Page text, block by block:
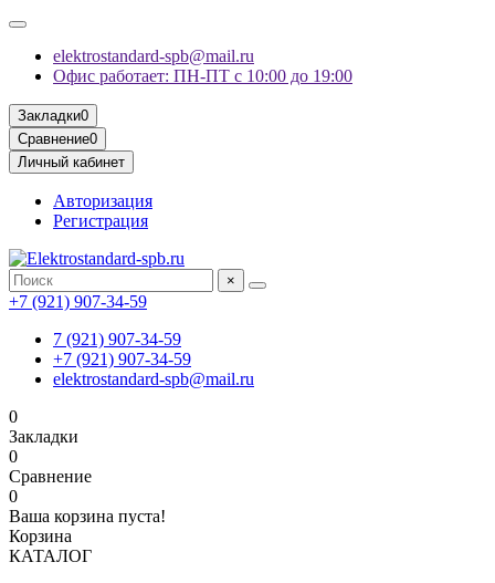
elektrostandard-spb@mail.ru
Офис работает: ПН-ПТ с 10:00 до 19:00
Закладки0
Сравнение0
Личный кабинет
Авторизация
Регистрация
×
+7 (921) 907-34-59
7 (921) 907-34-59
+7 (921) 907-34-59
elektrostandard-spb@mail.ru
0
Закладки
0
Сравнение
0
Ваша корзина пуста!
Корзина
КАТАЛОГ